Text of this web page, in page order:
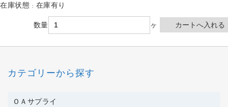
在庫状態 : 在庫有り
数量 ヶ
カテゴリーから探す
ＯＡサプライ